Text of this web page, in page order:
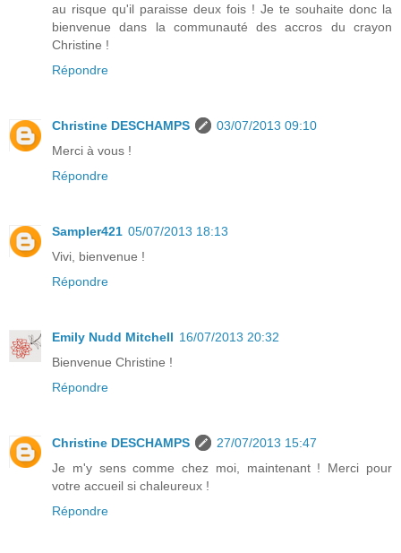
au risque qu'il paraisse deux fois ! Je te souhaite donc la
bienvenue dans la communauté des accros du crayon
Christine !
Répondre
Christine DESCHAMPS
03/07/2013 09:10
Merci à vous !
Répondre
Sampler421 05/07/2013 18:13
Vivi, bienvenue !
Répondre
Emily Nudd Mitchell 16/07/2013 20:32
Bienvenue Christine !
Répondre
Christine DESCHAMPS
27/07/2013 15:47
Je m'y sens comme chez moi, maintenant ! Merci pour
votre accueil si chaleureux !
Répondre